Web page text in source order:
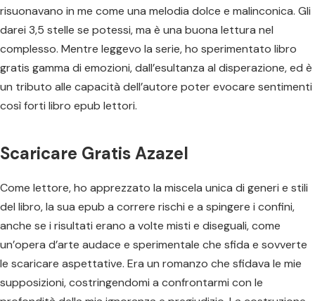
risuonavano in me come una melodia dolce e malinconica. Gli
darei 3,5 stelle se potessi, ma è una buona lettura nel
complesso. Mentre leggevo la serie, ho sperimentato libro
gratis gamma di emozioni, dall’esultanza al disperazione, ed è
un tributo alle capacità dell’autore poter evocare sentimenti
così forti libro epub lettori.
Scaricare Gratis Azazel
Come lettore, ho apprezzato la miscela unica di generi e stili
del libro, la sua epub a correre rischi e a spingere i confini,
anche se i risultati erano a volte misti e diseguali, come
un’opera d’arte audace e sperimentale che sfida e sovverte
le scaricare aspettative. Era un romanzo che sfidava le mie
supposizioni, costringendomi a confrontarmi con le